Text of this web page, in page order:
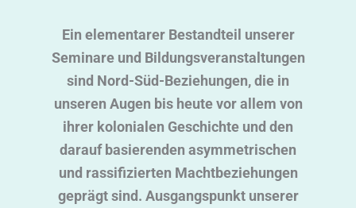
Ein elementarer Bestandteil unserer
Seminare und Bildungsveranstaltungen
sind Nord-Süd-Beziehungen, die in
unseren Augen bis heute vor allem von
ihrer kolonialen Geschichte und den
darauf basierenden asymmetrischen
und rassifizierten Machtbeziehungen
geprägt sind. Ausgangspunkt unserer